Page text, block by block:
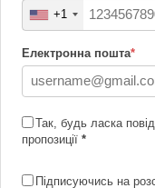
+1
Електронна пошта*
Так, будь ласка
пропозиції *
Підписуючись на